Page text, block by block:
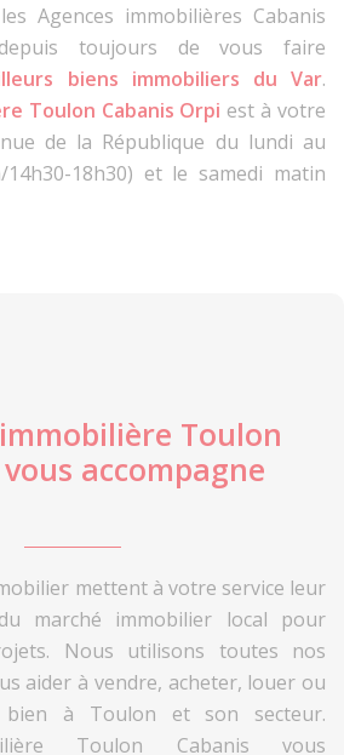
Agences immobilières Cabanis
toujours de vous faire
biens immobiliers du Var.
Toulon Cabanis Orpi est à votre
de la République du lundi au
14h30-18h30) et le samedi matin
Toulon
accompagne
mettent à votre service leur
marché immobilier local pour
Nous utilisons toutes nos
aider à vendre, acheter, louer ou
à Toulon et son secteur.
Toulon Cabanis vous